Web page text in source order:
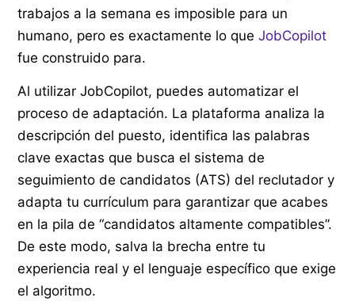
trabajos a la semana es imposible para un
humano, pero es exactamente lo queJobCopilot
fue construido para.
Al utilizar JobCopilot, puedes automatizar el
proceso de adaptación. La plataforma analiza la
descripción del puesto, identifica las palabras
clave exactas que busca el sistema de
seguimiento de candidatos (ATS) del reclutador y
adapta tu currículum para garantizar que acabes
en la pila de “candidatos altamente compatibles”.
De este modo, salva la brecha entre tu
experiencia real y el lenguaje específico que exige
el algoritmo.